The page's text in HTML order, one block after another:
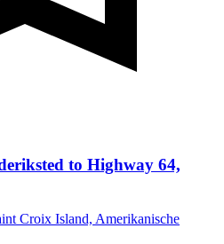
to Highway 64,
Croix Island, Amerikanische